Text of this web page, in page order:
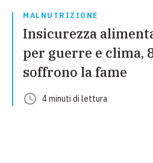
MALNUTRIZIONE
Insicurezza
per guerre e clima,
soffrono la fame
4minuti di lettura